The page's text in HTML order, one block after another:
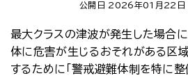
公開日 2026年01月22日
最大クラスの津波が発生した場合
体に危害が生じるおそれがある区
するために「警戒避難体制を特に整